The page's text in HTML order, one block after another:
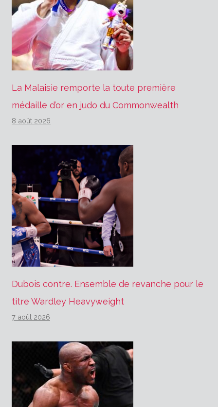
La Malaisie remporte la toute première
médaille d’or en judo du Commonwealth
8 août 2026
Dubois contre. Ensemble de revanche pour le
titre Wardley Heavyweight
7 août 2026